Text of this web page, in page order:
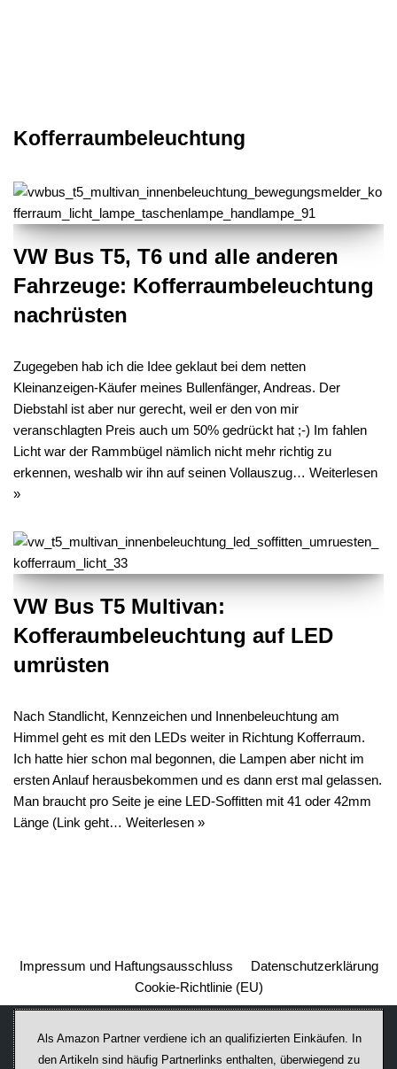
Kofferraumbeleuchtung
VW Bus T5, T6 und alle anderen
Fahrzeuge: Kofferraumbeleuchtung
nachrüsten
Zugegeben hab ich die Idee geklaut bei dem netten
Kleinanzeigen-Käufer meines Bullenfänger, Andreas. Der
Diebstahl ist aber nur gerecht, weil er den von mir
veranschlagten Preis auch um 50% gedrückt hat ;-) Im fahlen
Licht war der Rammbügel nämlich nicht mehr richtig zu
erkennen, weshalb wir ihn auf seinen Vollauszug… Weiterlesen
»
VW Bus T5 Multivan:
Kofferaumbeleuchtung auf LED
umrüsten
Nach Standlicht, Kennzeichen und Innenbeleuchtung am
Himmel geht es mit den LEDs weiter in Richtung Kofferraum.
Ich hatte hier schon mal begonnen, die Lampen aber nicht im
ersten Anlauf herausbekommen und es dann erst mal gelassen.
Man braucht pro Seite je eine LED-Soffitten mit 41 oder 42mm
Länge (Link geht… Weiterlesen »
Impressum und Haftungsausschluss
Datenschutzerklärung
Cookie-Richtlinie (EU)
Als Amazon Partner verdiene ich an qualifizierten Einkäufen. In
den Artikeln sind häufig Partnerlinks enthalten, überwiegend zu